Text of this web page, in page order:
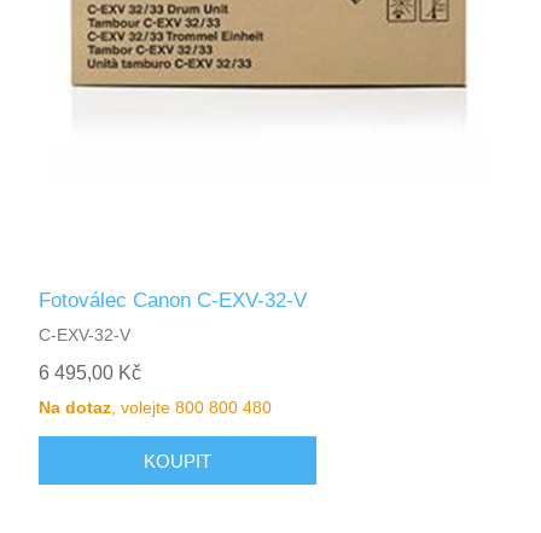
Fotoválec Canon C-EXV-32-V
C-EXV-32-V
6 495,00 Kč
Na dotaz, volejte 800 800 480